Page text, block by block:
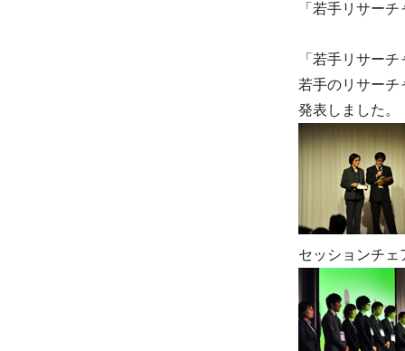
「若手リサー
「若手リサー
若手のリサーチ
発表しました。
セッションチェ